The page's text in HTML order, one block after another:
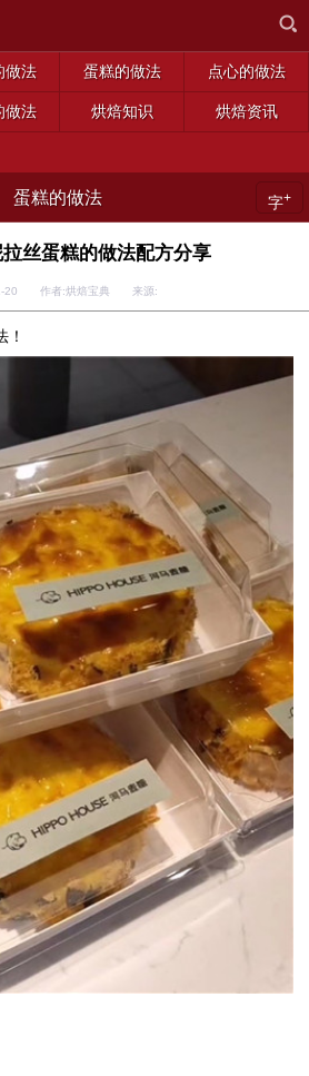
做法 蛋糕的做法 点心的做法
做法 烘焙知识 烘焙资讯
蛋糕的做法 字+
丝蛋糕的做法配方分享
20 作者:烘焙宝典 来源: